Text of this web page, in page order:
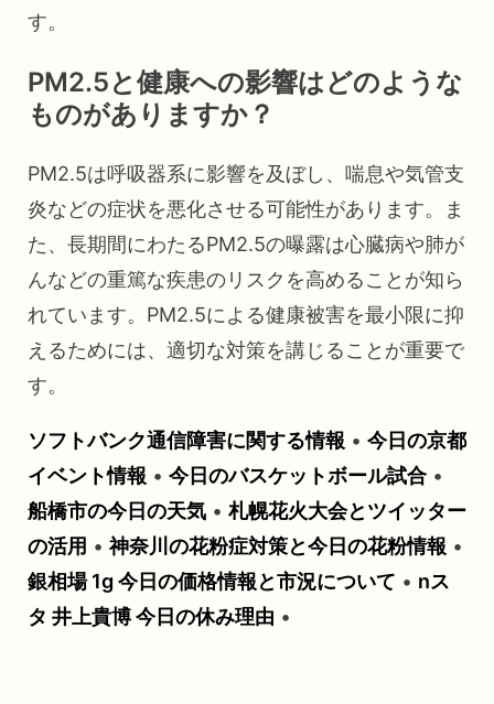
す。
PM2.5と健康への影響はどのような
ものがありますか？
PM2.5は呼吸器系に影響を及ぼし、喘息や気管支
炎などの症状を悪化させる可能性があります。ま
た、長期間にわたるPM2.5の曝露は心臓病や肺が
んなどの重篤な疾患のリスクを高めることが知ら
れています。PM2.5による健康被害を最小限に抑
えるためには、適切な対策を講じることが重要で
す。
ソフトバンク通信障害に関する情報 • 今日の京都
イベント情報 • 今日のバスケットボール試合 •
船橋市の今日の天気 • 札幌花火大会とツイッター
の活用 • 神奈川の花粉症対策と今日の花粉情報 •
銀相場 1g 今日の価格情報と市況について • nス
タ 井上貴博 今日の休み理由 •